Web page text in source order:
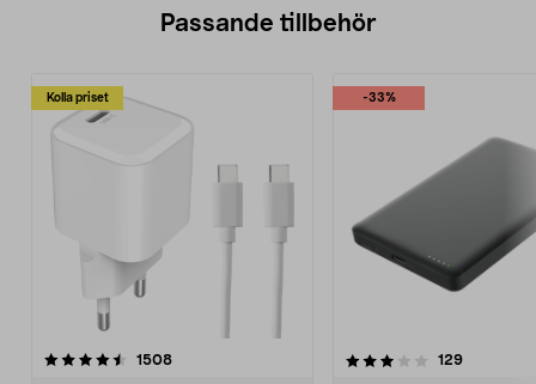
Passande tillbehör
Kolla priset
1508recensioner
-33%
3.5av 5 stjärnor 129
4.5av 5 stjärnor